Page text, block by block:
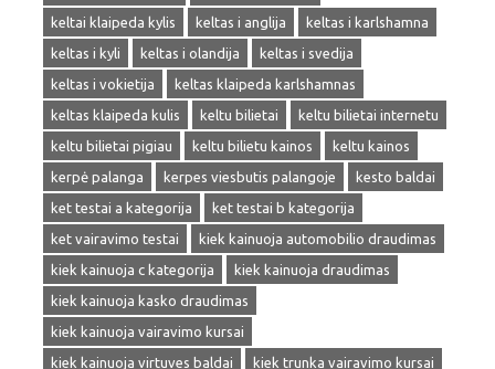
keltai klaipeda kylis
keltas i anglija
keltas i karlshamna
keltas i kyli
keltas i olandija
keltas i svedija
keltas i vokietija
keltas klaipeda karlshamnas
keltas klaipeda kulis
keltu bilietai
keltu bilietai internetu
keltu bilietai pigiau
keltu bilietu kainos
keltu kainos
kerpė palanga
kerpes viesbutis palangoje
kesto baldai
ket testai a kategorija
ket testai b kategorija
ket vairavimo testai
kiek kainuoja automobilio draudimas
kiek kainuoja c kategorija
kiek kainuoja draudimas
kiek kainuoja kasko draudimas
kiek kainuoja vairavimo kursai
kiek kainuoja virtuves baldai
kiek trunka vairavimo kursai